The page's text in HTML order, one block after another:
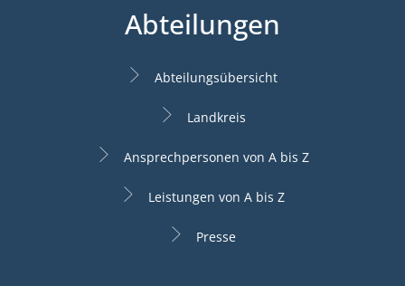
Abteilungen
Abteilungsübersicht
Landkreis
Ansprechpersonen von A bis Z
Leistungen von A bis Z
Presse